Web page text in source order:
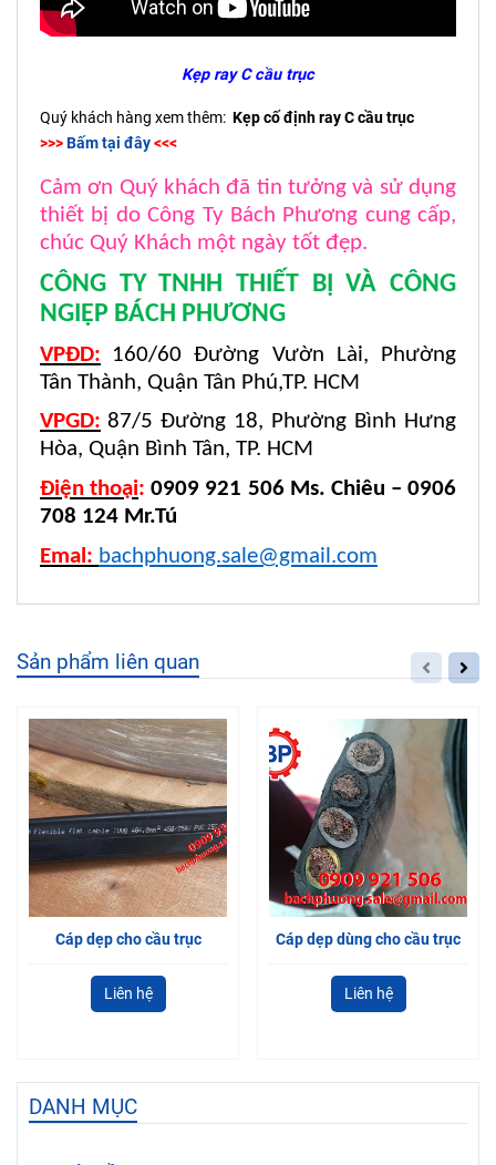
Kẹp ray C cầu trục
Quý khách hàng xem thêm: Kẹp cố định ray C cầu trục
>>>Bấm tại đây<<<
Cảm ơn Quý khách đã tin tưởng và sử dụng
thiết bị do Công Ty Bách Phương cung cấp,
chúc Quý Khách một ngày tốt đẹp.
CÔNG TY TNHH THIẾT BỊ VÀ CÔNG
NGIỆP BÁCH PHƯƠNG
VPĐD:
160/60 Đường Vườn Lài, Phường
Tân Thành, Quận Tân Phú,TP. HCM
VPGD: 87/5 Đường 18, Phường Bình Hưng
Hòa, Quận Bình Tân, TP. HCM
Điện thoại:0909 921 506 Ms. Chiêu – 0906
708 124 Mr.Tú
Emal: bachphuong.sale@gmail.com
Sản phẩm liên quan
Cáp dẹp cho cầu trục
Liên hệ
Cáp dẹp dùng cho cầu trục
Liên hệ
DANH MỤC